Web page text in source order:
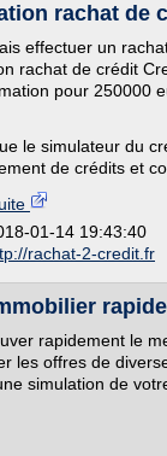
rachat de
effectuer un
rachat de crédit
pour 250000
le simulateur du
de crédits et
01-14 19:43:40
rachat-2-credit.fr
rapidement le
les offres de
simulation de